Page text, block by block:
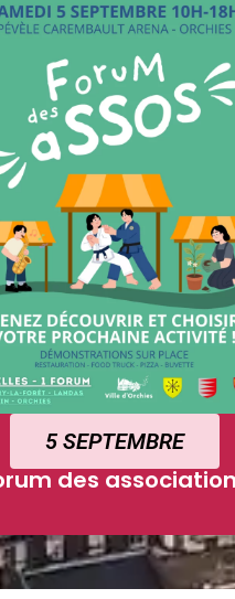
5 SEPTEMBRE
des